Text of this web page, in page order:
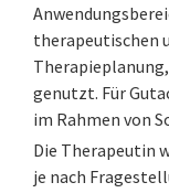
therapeutischen
genutzt. Für
im Rahmen von
Die Therapeutin
je nach